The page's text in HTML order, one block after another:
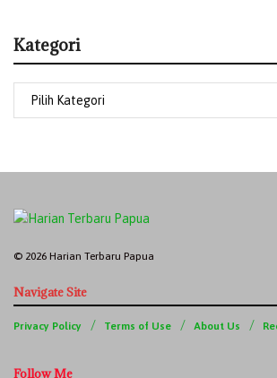
Kategori
© 2026 Harian Terbaru Papua
Navigate Site
Privacy Policy Terms of Use About Us
Follow Me